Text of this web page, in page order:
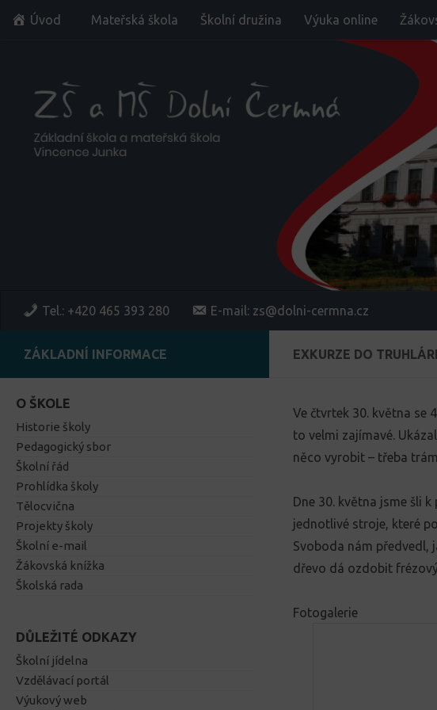
Skip to content
Úvod Mateřská škola Školní družina Výuka online
Tel.: +420 465 393 280 E-mail: zs@dolni-cermna.cz
EXKURZE DO
Ve čtvrtek 30. května se
to velmi zajímavé.
něco vyrobit – třeba
Dne 30. května jsme šli
jednotlivé stroje, které
Svoboda nám předvedl,
dřevo dá ozdobit
Fotogalerie
ZÁKLADNÍ INFORMACE
O ŠKOLE
Historie školy
Pedagogický sbor
Školní řád
Prohlídka školy
Tělocvična
Projekty školy
Školní e-mail
Žákovská knížka
Školská rada
DŮLEŽITÉ ODKAZY
Školní jídelna
Vzdělávací portál
Výukový web